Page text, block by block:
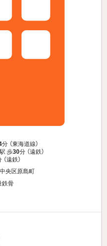
分 （東海道線）
歩30分 （遠鉄）
（遠鉄）
央区原島町
鉄骨